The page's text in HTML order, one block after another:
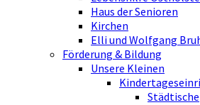
Haus der Senioren
Kirchen
Elli und Wolfgang
Förderung & Bildung
Unsere Kleinen
Städtische